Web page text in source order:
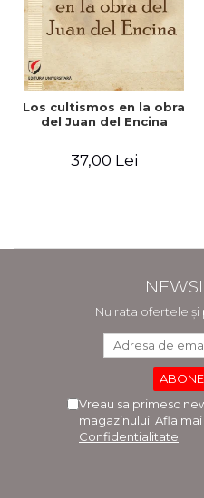
Los cultismos en la obra
del Juan del Encina
37,00 Lei
Nu rata ofertele
Vreau sa primesc
magazinului. Afla
Confidentialitate